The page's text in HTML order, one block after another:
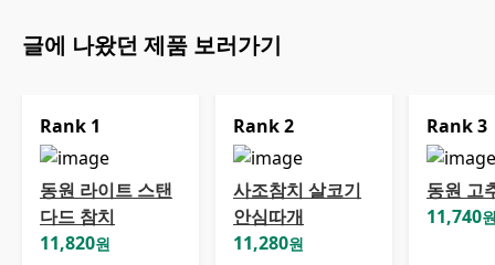
글에 나왔던 제품 보러가기
Rank 1
동원 라이트 스탠
다드 참치
11,820원
Rank2
사조참치 살코기
안심따개
11,280원
Rank3
동원 고
11,740